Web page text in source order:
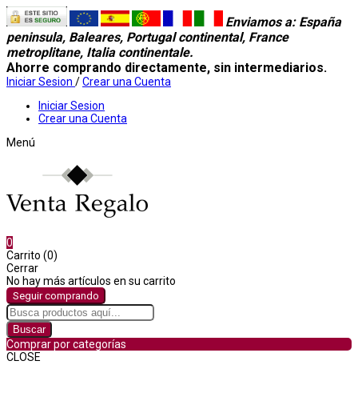
Enviamos a: España
peninsula, Baleares, Portugal continental, France
metroplitane, Italia continentale.
Ahorre comprando directamente, sin intermediarios.
Iniciar Sesion /Crear una Cuenta
Iniciar Sesion
Crear una Cuenta
Menú
0
Carrito (0)
Cerrar
No hay más artículos en su carrito
Seguir comprando
Buscar
Comprar por categorías
CLOSE